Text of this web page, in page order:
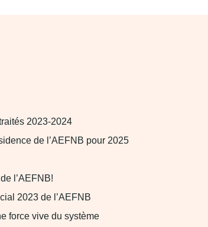
2023-2024
de l’AEFNB pour 2025
l’AEFNB!
2023 de l’AEFNB
force vive du système